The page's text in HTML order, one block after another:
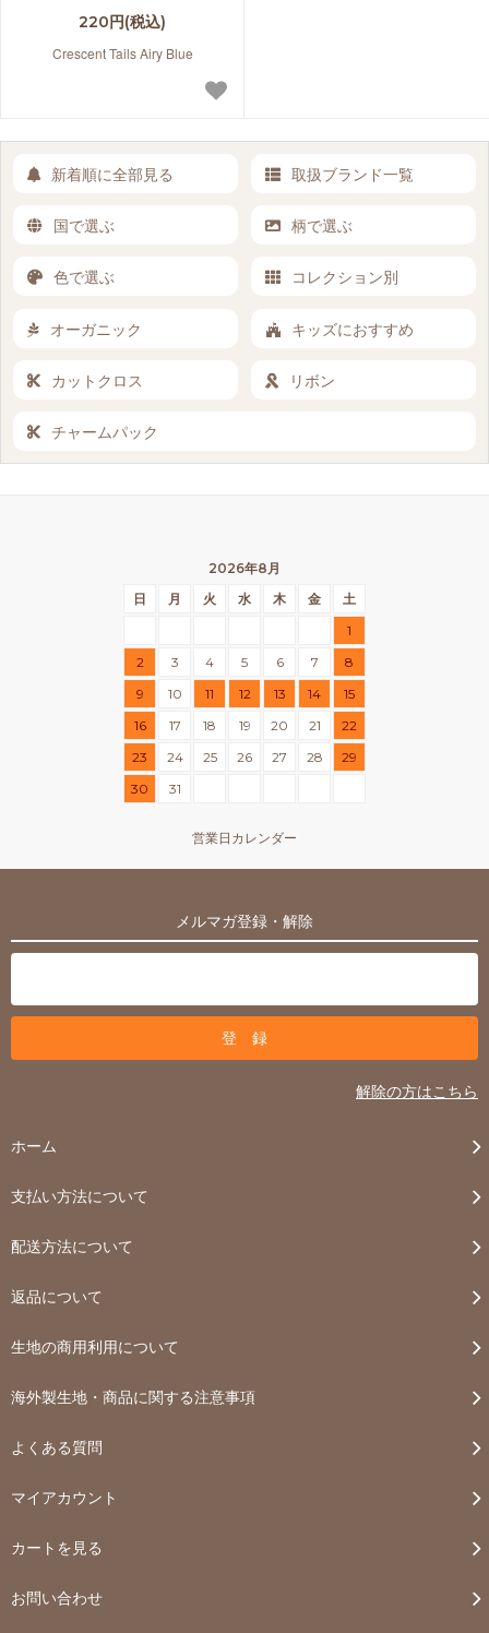
220円(税込)
Crescent Tails Airy Blue
新着順に全部見る 取扱ブランド一覧
国で選ぶ 柄で選ぶ
色で選ぶ コレクション別
オーガニック キッズにおすすめ
カットクロス リボン
チャームパック
2026年8月
日
月 火 水 木 金
土
1
2
3 4 5 6 7
8
9
10 11 12 13 14
15
16
17 18 19 20 21
22
23
24 25 26 27 28
29
30
31
営業日カレンダー
メルマガ登録・解除
解除の方はこちら
ホーム
支払い方法について
配送方法について
返品について
生地の商用利用について
海外製生地・商品に関する注意事項
よくある質問
マイアカウント
カートを見る
お問い合わせ